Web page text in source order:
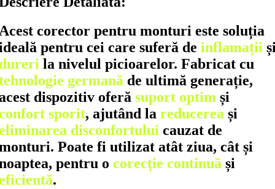
corector pentru monturi este soluția
pentru cei care suferă de inflamații
la nivelul picioarelor. Fabricat cu
germană de ultimă generație,
dispozitiv oferă suport optim și
sporit, ajutând la reducerea și
disconfortului cauzat de
Poate fi utilizat atât ziua, cât și
pentru o corecție continuă și
.